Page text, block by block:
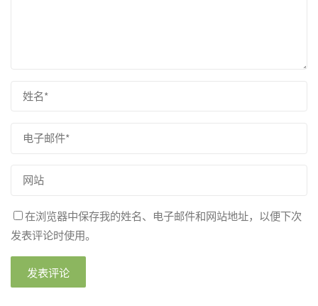
在浏览器中保存我的姓名、电子邮件和网站地址，以便下次
发表评论时使用。